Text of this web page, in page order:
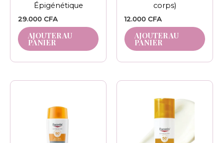
Épigénétique
29.000 CFA
AJOUTER AU
PANIER
corps)
12.000 CFA
AJOUTER AU
PANIER